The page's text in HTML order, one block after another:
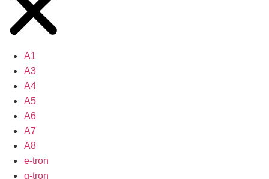
A1
A3
A4
A5
A6
A7
A8
e-tron
g-tron